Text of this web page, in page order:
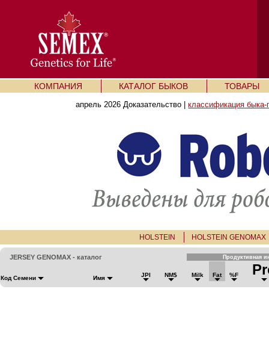
КОМПАНИЯ КАТАЛОГ БЫКОВ ТОВАРЫ
апрель 2026 Доказательство |классификация
HOLSTEIN HOLSTEIN GENOMAX
JERSEY GENOMAX - каталог Продуктивная
Код Семени Имя JPI NM$ Milk Fat %F